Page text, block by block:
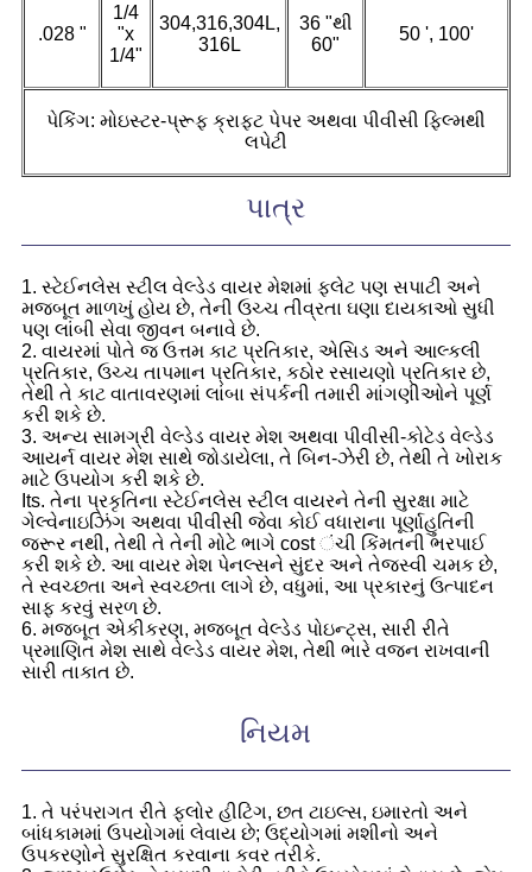
.028 "
1/4
"x
1/4"
304,316,304L,
316L
36 "થી
60"
50 ', 100'
પેકિંગ: મોઇસ્ટર-પ્રૂફ ક્રાફ્ટ પેપર અથવા પીવીસી ફિલ્મથી
લપેટી
પાત્ર
1. સ્ટેઈનલેસ સ્ટીલ વેલ્ડેડ વાયર મેશમાં ફ્લેટ પણ સપાટી અને
મજબૂત માળખું હોય છે, તેની ઉચ્ચ તીવ્રતા ઘણા દાયકાઓ સુધી
પણ લાંબી સેવા જીવન બનાવે છે.
2. વાયરમાં પોતે જ ઉત્તમ કાટ પ્રતિકાર, એસિડ અને આલ્કલી
પ્રતિકાર, ઉચ્ચ તાપમાન પ્રતિકાર, કઠોર રસાયણો પ્રતિકાર છે,
તેથી તે કાટ વાતાવરણમાં લાંબા સંપર્કની તમારી માંગણીઓને પૂર્ણ
કરી શકે છે.
3. અન્ય સામગ્રી વેલ્ડેડ વાયર મેશ અથવા પીવીસી-કોટેડ વેલ્ડેડ
આયર્ન વાયર મેશ સાથે જોડાયેલા, તે બિન-ઝેરી છે, તેથી તે ખોરાક
માટે ઉપયોગ કરી શકે છે.
Its. તેના પ્રકૃતિના સ્ટેઈનલેસ સ્ટીલ વાયરને તેની સુરક્ષા માટે
ગેલ્વેનાઇઝિંગ અથવા પીવીસી જેવા કોઈ વધારાના પૂર્ણાહુતિની
જરૂર નથી, તેથી તે તેની મોટે ભાગે cost ંચી કિંમતની ભરપાઈ
કરી શકે છે. આ વાયર મેશ પેનલ્સને સુંદર અને તેજસ્વી ચમક છે,
તે સ્વચ્છતા અને સ્વચ્છતા લાગે છે, વધુમાં, આ પ્રકારનું ઉત્પાદન
સાફ કરવું સરળ છે.
6. મજબૂત એકીકરણ, મજબૂત વેલ્ડેડ પોઇન્ટ્સ, સારી રીતે
પ્રમાણિત મેશ સાથે વેલ્ડેડ વાયર મેશ, તેથી ભારે વજન રાખવાની
સારી તાકાત છે.
નિયમ
1. તે પરંપરાગત રીતે ફ્લોર હીટિંગ, છત ટાઇલ્સ, ઇમારતો અને
બાંધકામમાં ઉપયોગમાં લેવાય છે; ઉદ્યોગમાં મશીનો અને
ઉપકરણોને સુરક્ષિત કરવાના કવર તરીકે.